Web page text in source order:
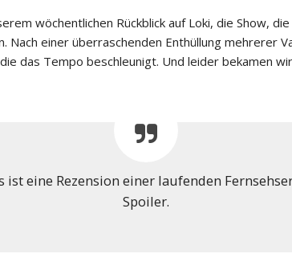
wöchentlichen Rückblick auf Loki, die Show,
Nach einer überraschenden Enthüllung mehrerer
das Tempo beschleunigt. Und leider bekamen
ist eine Rezension einer laufenden
Spoiler.